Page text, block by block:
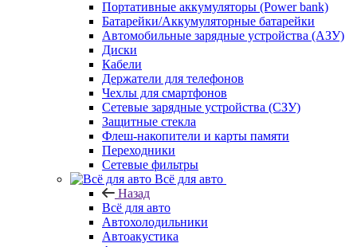
Портативные аккумуляторы (Power bank)
Батарейки/Аккумуляторные батарейки
Автомобильные зарядные устройства (АЗУ)
Диски
Кабели
Держатели для телефонов
Чехлы для смартфонов
Сетевые зарядные устройства (СЗУ)
Защитные стекла
Флеш-накопители и карты памяти
Переходники
Сетевые фильтры
Всё для авто
Назад
Всё для авто
Автохолодильники
Автоакустика